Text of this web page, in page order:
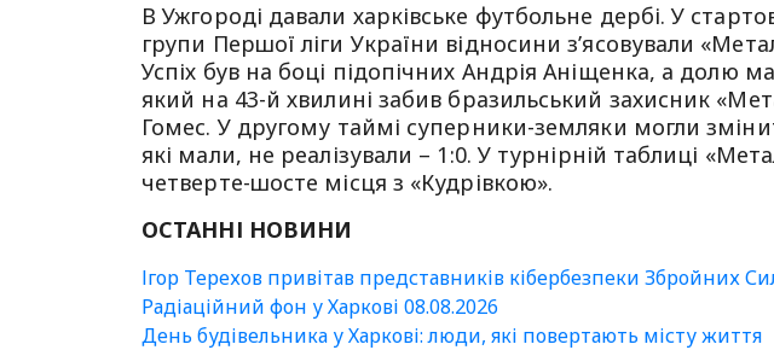
В Ужгороді давали харківське футбольне дербі. У
групи Першої ліги України відносини з’ясовували
Успіх був на боці підопічних Андрія Аніщенка, а долю
який на 43-й хвилині забив бразильський захисник
Гомес. У другому таймі суперники-земляки могли
які мали, не реалізували – 1:0. У турнірній таблиці
четверте-шосте місця з «Кудрівкою».
ОСТАННІ НОВИНИ
Ігор Терехов привітав представників кібербезпеки Збройних
Радіаційний фон у Харкові 08.08.2026
День будівельника у Харкові: люди, які повертають місту життя